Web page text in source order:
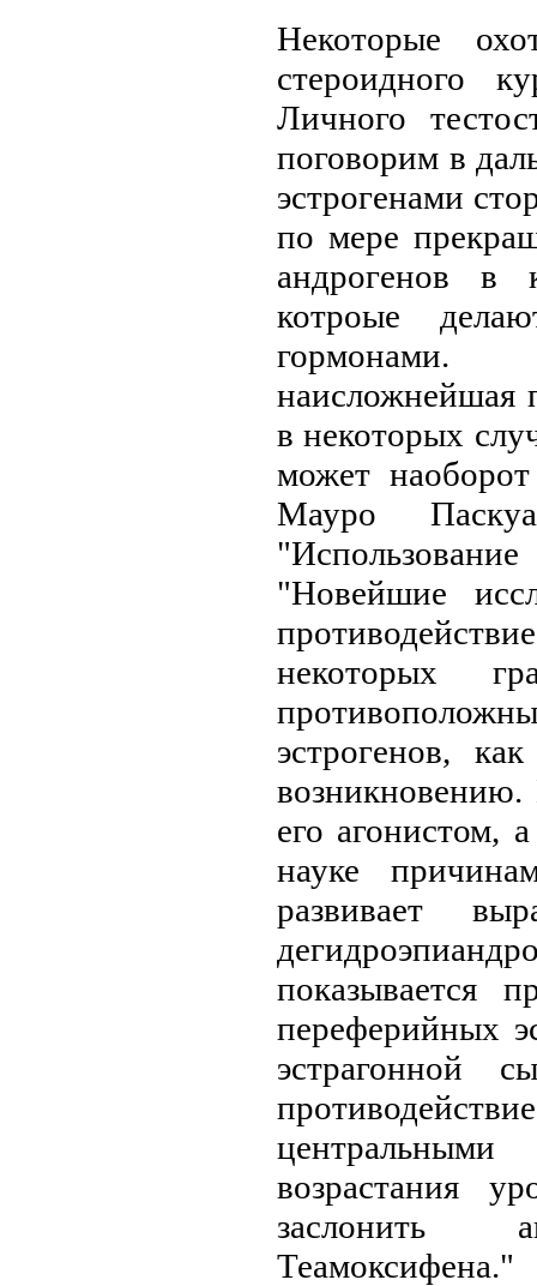
Некоторые
стероидного
Личного
поговорим в
эстрогенами
по мере
андрогенов в
котроые
гормонами.
наисложнейшая
в некоторых
может
Мауро
"Новейшие
некоторых
эстрогенов,
возникновению.
его агонистом,
науке
развивает
показывается
переферийных
эстрагонной
центральными
возрастания
заслонить
Теамоксифена."